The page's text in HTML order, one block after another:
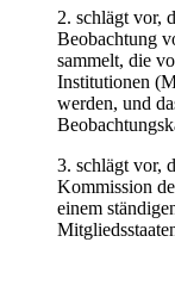
2. schlägt vor,
Beobachtung
sammelt, die
Institutionen
werden, und
3. schlägt vor,
Kommission
einem